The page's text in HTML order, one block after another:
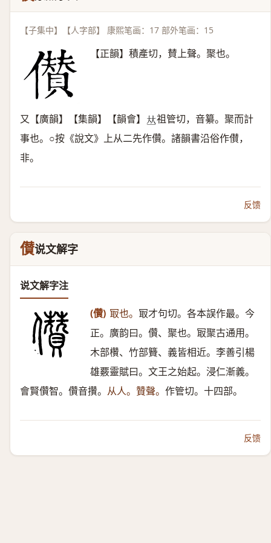
【子集中】【人字部】 康熙笔画：17 部外笔画：15
【正韻】積產切，賛上聲。聚也。
又【廣韻】【集韻】【韻會】 𠀤祖管切，音纂。聚而計
事也。○按《說文》上从二先作儹。諸韻書沿俗作儧，
非。
反馈
儧说文解字
说文解字注
(儹) 冣也。 冣才句切。各本誤作最。今
正。廣韵曰。儹、聚也。冣聚古通用。
木部欑、竹部籫、義皆相近。李善引楊
雄覈靈賦曰。文王之始起。浸仁漸義。
會賢儹智。儹音攢。 从人。贊聲。 作管切。十四部。
反馈